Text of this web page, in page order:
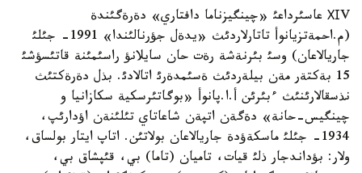
ХІV عاسئرداعئ «چينگيزناما دافتاري» دةرةگئندة
(م.احمةتزيانوأ تاتارلاردئث «يدةل جؤرنالئندا» 1991- جئلئ
جاريالاعان) وسئ بئرنةشة رةت حان سايلانؤ راسئمئنة قاتئسؤشئ
15 بةكتةر مةن بيلةردئث ةسئمدةرئ اتالادئ. بذل دةرةكتئث
نذسقالارئنئث ءبئرئن أ.ا.پانوأ «بوگاتئرسكية سكازانيا و
چينگيس-حانة» دةگةن اتپةن شاعاتاي تئلئنةن اؤدارئپ،
1934- جئلئ ماسكةؤدة جاريالاعان بولاتئن. اتاپ ايتار بولساق،
ولار: بؤداندجار ذلئ قيات، تاميان (تاما) بي، قئپشاق بي،